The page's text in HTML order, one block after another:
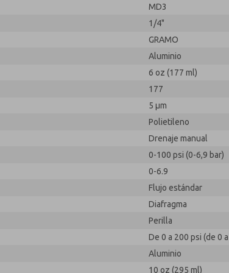
MD3
1/4"
GRAMO
Aluminio
6 oz (177 ml)
177
5 µm
Polietileno
Drenaje manual
0-100 psi (0-6,9 bar)
0-6.9
Flujo estándar
Diafragma
Perilla
De 0 a 200 psi (de 0
Aluminio
10 oz (295 ml)